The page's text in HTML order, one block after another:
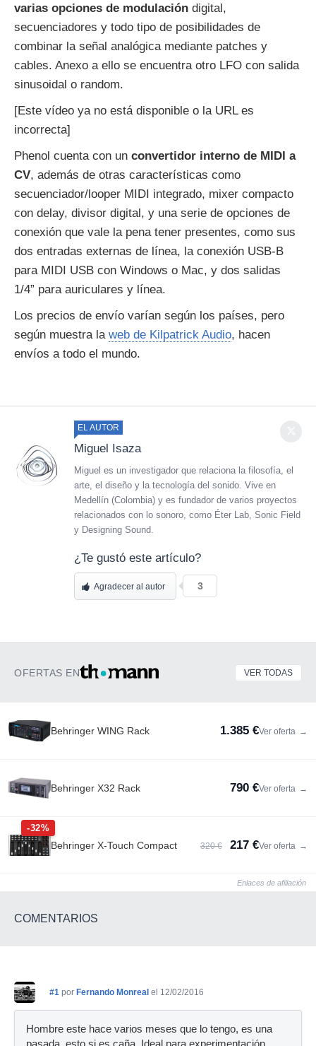
varias opciones de modulación digital,
secuenciadores y todo tipo de posibilidades de
combinar la señal analógica mediante patches y
cables. Anexo a ello se encuentra otro LFO con salida
sinusoidal o random.
[Este vídeo ya no está disponible o la URL es
incorrecta]
Phenol cuenta con un convertidor interno de MIDI a
CV, además de otras características como
secuenciador/looper MIDI integrado, mixer compacto
con delay, divisor digital, y una serie de opciones de
conexión que vale la pena tener presentes, como sus
dos entradas externas de línea, la conexión USB-B
para MIDI USB con Windows o Mac, y dos salidas
1/4” para auriculares y línea.
Los precios de envío varían según los países, pero
según muestra la web de Kilpatrick Audio, hacen
envíos a todo el mundo.
EL AUTOR
Miguel Isaza
Miguel es un investigador que relaciona la filosofía, el
arte, el diseño y la tecnología del sonido. Vive en
Medellín (Colombia) y es fundador de varios proyectos
relacionados con lo sonoro, como Éter Lab, Sonic Field
y Designing Sound.
¿Te gustó este artículo?
Agradecer al autor 3
OFERTAS EN VER TODAS
Behringer WING Rack 1.385 €Ver oferta →
Behringer X32 Rack 790 €Ver oferta →
-32%
Behringer X-Touch Compact 320 € 217 €Ver oferta →
Enlaces de afiliación
COMENTARIOS
#1 por Fernando Monreal el 12/02/2016
Hombre este hace varios meses que lo tengo, es una
pasada. esto si es caña. Ideal para experimentación,